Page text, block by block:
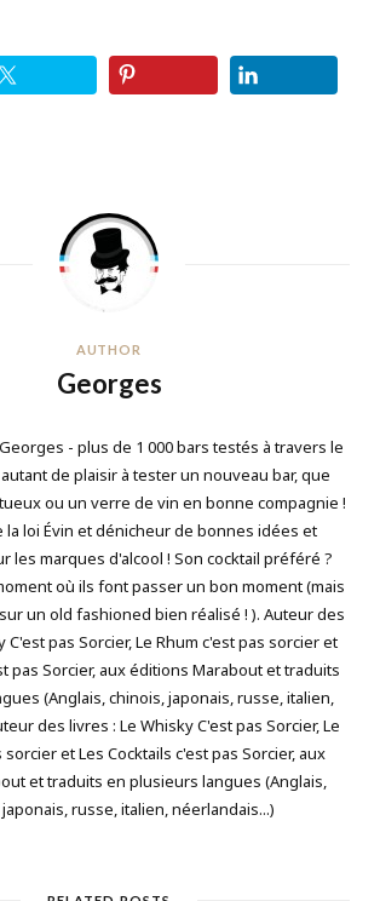
AUTHOR
Georges
- plus de 1 000 bars testés à travers le
de plaisir à tester un nouveau bar, que
ou un verre de vin en bonne compagnie !
la loi Évin et dénicheur de bonnes idées et
les marques d'alcool ! Son cocktail préféré ?
où ils font passer un bon moment (mais
un old fashioned bien réalisé ! ). Auteur des
C'est pas Sorcier, Le Rhum c'est pas sorcier et
pas Sorcier, aux éditions Marabout et traduits
(Anglais, chinois, japonais, russe, italien,
des livres : Le Whisky C'est pas Sorcier, Le
sorcier et Les Cocktails c'est pas Sorcier, aux
et traduits en plusieurs langues (Anglais,
russe, italien, néerlandais...)